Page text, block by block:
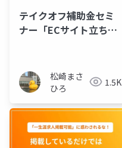
テイクオフ補助金セミ
ナー「ECサイト立ち上
松崎まさ
ひろ
1.5K